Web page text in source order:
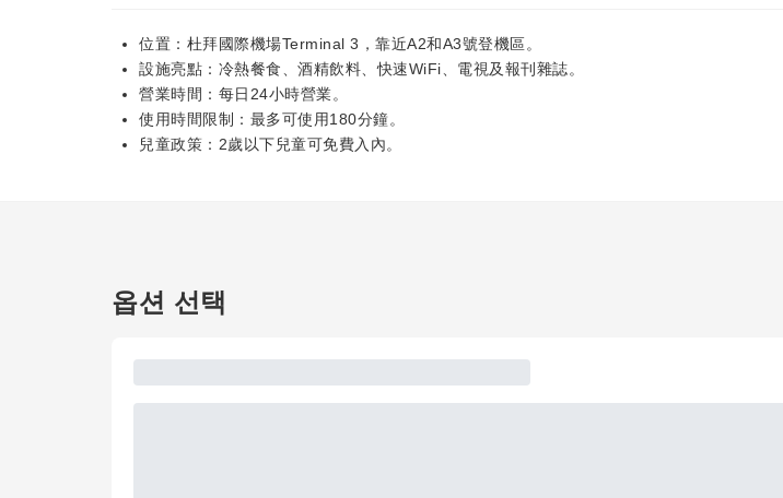
位置：杜拜國際機場Terminal 3，靠近A2和A3號登機區。
設施亮點：冷熱餐食、酒精飲料、快速WiFi、電視及報刊雜誌。
營業時間：每日24小時營業。
使用時間限制：最多可使用180分鐘。
兒童政策：2歲以下兒童可免費入內。
옵션 선택